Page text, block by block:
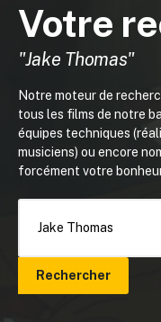
Votre
"Jake Thomas"
Notre moteur de
tous les films de notre
équipes techniques
musiciens) ou encore
forcément votre
Rechercher